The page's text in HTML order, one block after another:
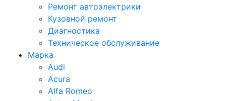
Ремонт автоэлектрики
Кузовной ремонт
Диагностика
Техническое обслуживание
Марка
Audi
Acura
Alfa Romeo